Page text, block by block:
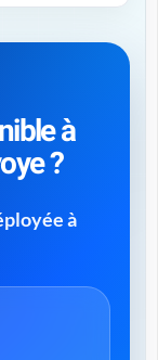
à
?
à